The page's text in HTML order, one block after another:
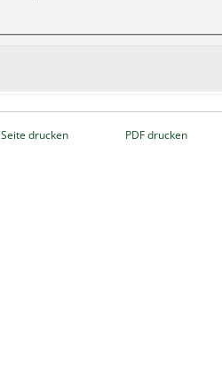
Seite drucken PDF drucken